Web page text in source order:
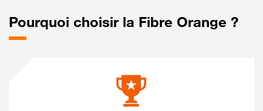
Pourquoi choisir la Fibre Orange ?